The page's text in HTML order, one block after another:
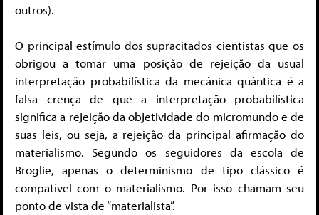
outros).
O principal estímulo dos supracitados cientistas que os
obrigou a tomar uma posição de rejeição da usual
interpretação probabilística da mecânica quântica é a
falsa crença de que a interpretação probabilística
significa a rejeição da objetividade do micromundo e de
suas leis, ou seja, a rejeição da principal afirmação do
materialismo. Segundo os seguidores da escola de
Broglie, apenas o determinismo de tipo clássico é
compatível com o materialismo. Por isso chamam seu
ponto de vista de “materialista”.